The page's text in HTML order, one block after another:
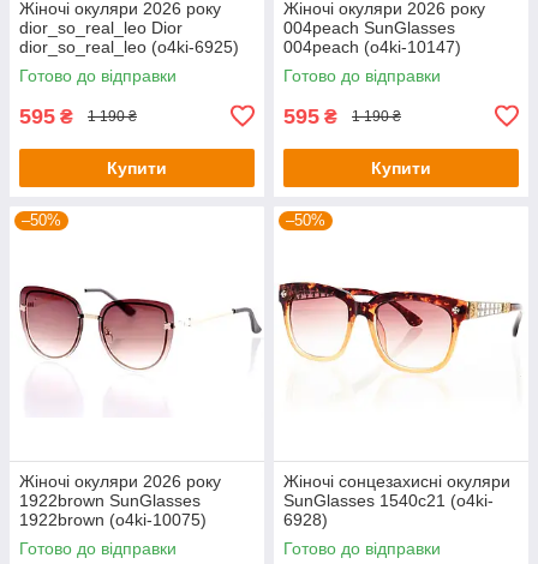
Жіночі окуляри 2026 року
dior_so_real_leo Dior
dior_so_real_leo (o4ki-6925)
Готово до відправки
595 ₴ 1 190 ₴
Купити
Жіночі окуляри 2026 року
004peach SunGlasses
004peach (o4ki-10147)
Готово до відправки
595 ₴ 1 190 ₴
Купити
–50%
Жіночі окуляри 2026 року
1922brown SunGlasses
1922brown (o4ki-10075)
Готово до відправки
–50%
Жіночі сонцезахисні окуляри
SunGlasses 1540c21 (o4ki-
6928)
Готово до відправки